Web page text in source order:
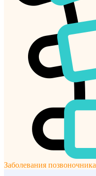
Заболевания позвоночника